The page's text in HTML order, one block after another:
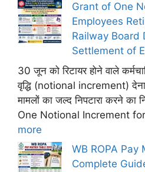
Grant of One
Employees
Railway Board
Settlement of
30 जून को रिटायर होने वाले
वृद्धि (notional increment)
मामलों का जल्द निपटारा करने का
One Notional Increment
more
WB ROPA Pay
Complete